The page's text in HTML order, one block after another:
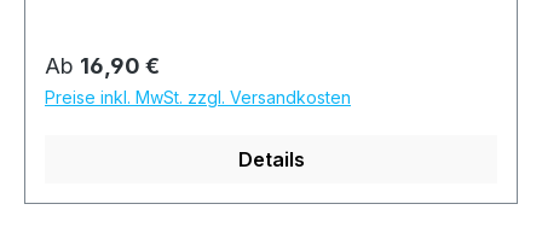
Regulärer Preis:
Ab 16,90 €
Preise inkl. MwSt. zzgl. Versandkosten
Details